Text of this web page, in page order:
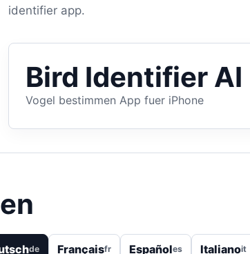
identifier app.
Bird Identifier
Vogel bestimmen App fuer iPhone
de Françaisfr Españoles Italianoit